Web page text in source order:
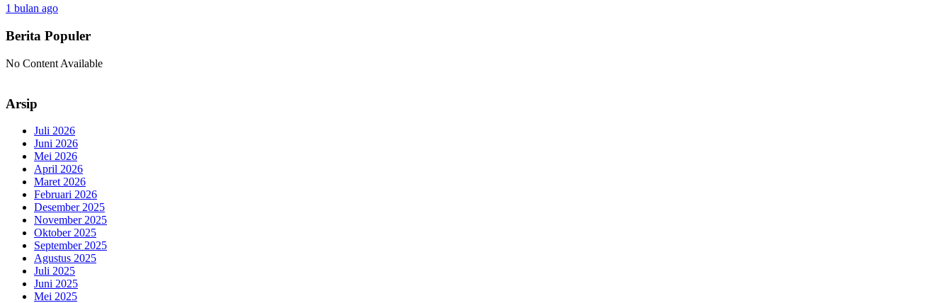
1 bulan ago
Berita Populer
No Content Available
Arsip
Juli 2026
Juni 2026
Mei 2026
April 2026
Maret 2026
Februari 2026
Desember 2025
November 2025
Oktober 2025
September 2025
Agustus 2025
Juli 2025
Juni 2025
Mei 2025